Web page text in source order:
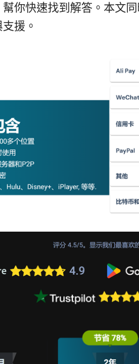
你快速找到解答。本文
援。